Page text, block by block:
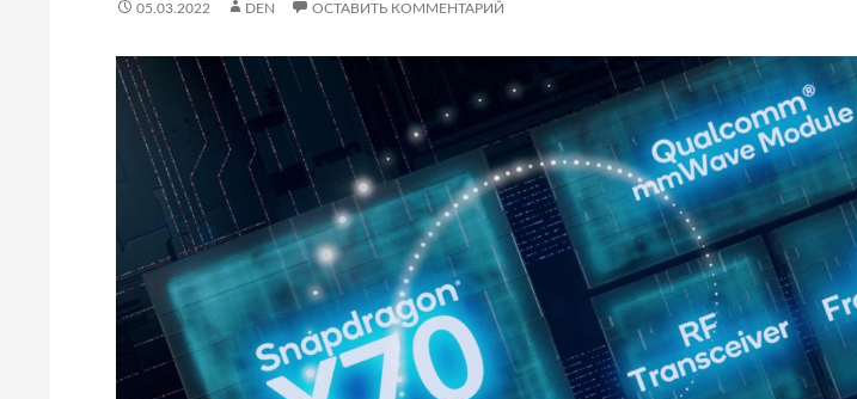
05.03.2022 DEN ОСТАВИТЬ КОММЕНТАРИЙ